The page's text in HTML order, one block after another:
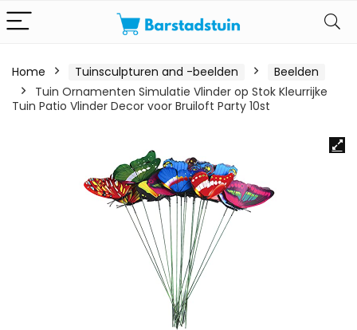
Home Tuinsculpturen and -beelden
Beelden
Tuin Ornamenten Simulatie Vlinder op Stok Kleurrijke
Tuin Patio Vlinder Decor voor Bruiloft Party 10st